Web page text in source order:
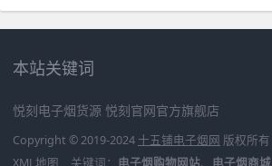
本站关键词
悦刻电子烟货源 悦刻官网官方旗舰店
Copyright © 2019-2024 十五铺电子烟网 版权所有
XML地图
关键词： 电子烟购物网站、 电子烟商城